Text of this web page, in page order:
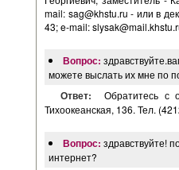
mail: sag@khstu.ru - или в
43; e-mail:
Вопрос:
можете выслать их мне по
Ответ:
Обратитесь с
Тихоокеанская, 136. Тел.
Вопрос: здравствуйте!
интернет?